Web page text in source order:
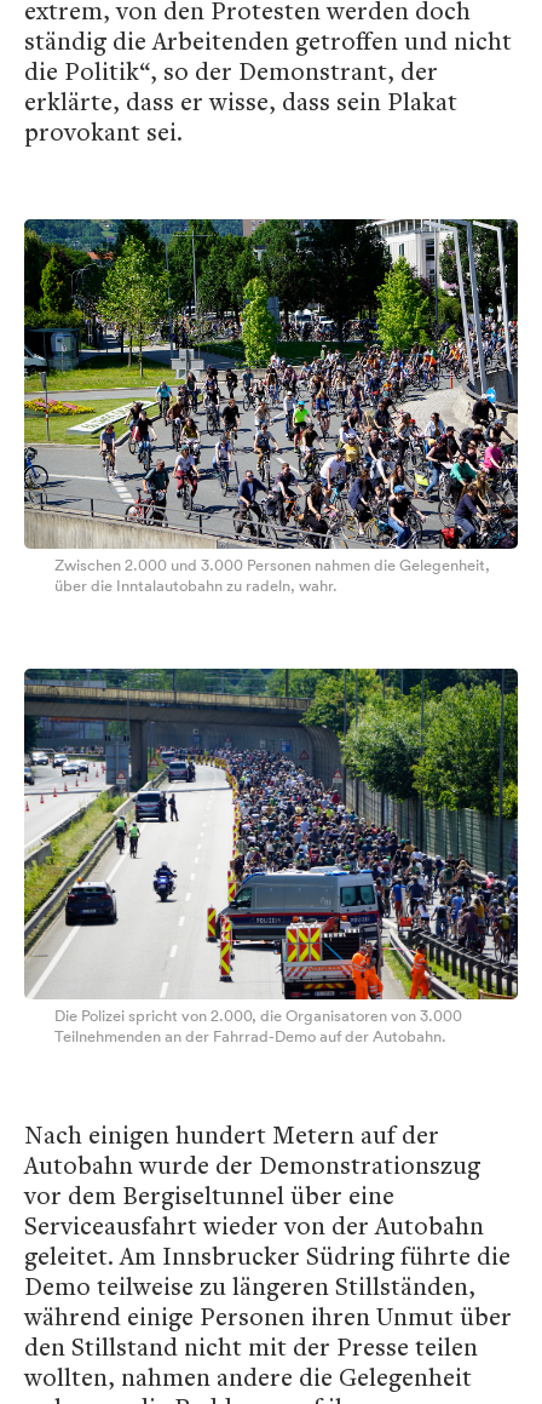
extrem, von den Protesten werden doch
ständig die Arbeitenden getroffen und nicht
die Politik“, so der Demonstrant, der
erklärte, dass er wisse, dass sein Plakat
provokant sei.
Zwischen 2.000 und 3.000 Personen nahmen die Gelegenheit,
über die Inntalautobahn zu radeln, wahr.
Die Polizei spricht von 2.000, die Organisatoren von 3.000
Teilnehmenden an der Fahrrad-Demo auf der Autobahn.
Nach einigen hundert Metern auf der
Autobahn wurde der Demonstrationszug
vor dem Bergiseltunnel über eine
Serviceausfahrt wieder von der Autobahn
geleitet. Am Innsbrucker Südring führte die
Demo teilweise zu längeren Stillständen,
während einige Personen ihren Unmut über
den Stillstand nicht mit der Presse teilen
wollten, nahmen andere die Gelegenheit